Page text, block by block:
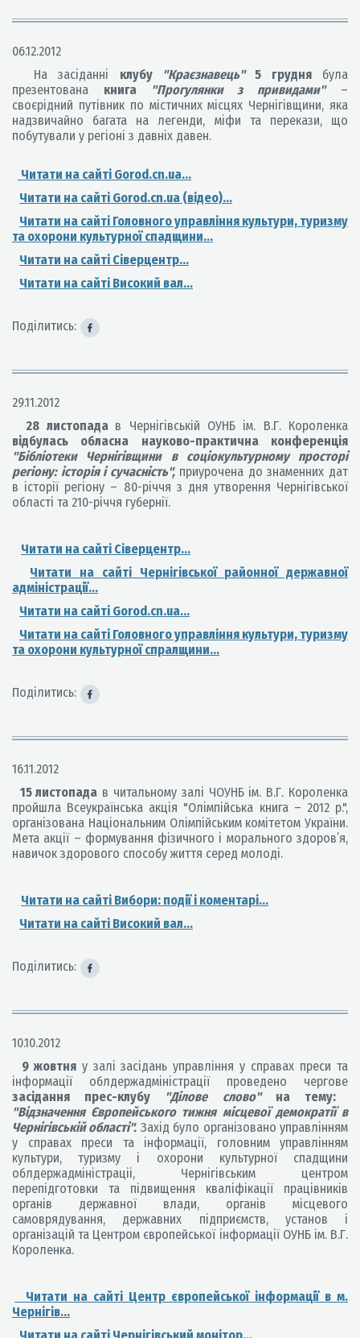
06.12.2012
На засіданні клубу "Краєзнавець"5 груднябула
презентована книга "Прогулянки з привидами"–
своєрідний путівник по містичних місцях Чернігівщини, яка
надзвичайно багата на легенди, міфи та перекази, що
побутували у регіоні з давніх давен.
Читати на сайті Gorod.cn.ua...
Читати на сайті Gorod.cn.ua (відео)...
Читати на сайті Головного управління культури, туризму
та охорони культурної спадщини...
Читати на сайті Сіверцентр...
Читати на сайті Високий вал...
Поділитись:
29.11.2012
28 листопада в Чернігівській ОУНБ ім. В.Г. Короленка
відбулась обласна науково-практична конференція
"Бібліотеки Чернігівщини в соціокультурному просторі
регіону: історія і сучасність",приурочена до знаменних дат
в історії регіону – 80-річчя з дня утворення Чернігівської
області та 210-річчя губернії.
Читати на сайті Сіверцентр...
Читати на сайті Чернігівської районної державної
адміністрації...
Читати на сайті Gorod.cn.ua...
Читати на сайті Головного управління культури, туризму
та охорони культурної спралщини...
Поділитись:
16.11.2012
15 листопада в читальному залі ЧОУНБ ім. В.Г. Короленка
пройшла Всеукраїнська акція "Олімпійська книга – 2012 р.",
організована Національним Олімпійським комітетом України.
Мета акції – формування фізичного і морального здоров’я,
навичок здорового способу життя серед молоді.
Читати на сайті Вибори: події і коментарі...
Читати на сайті Високий вал...
Поділитись:
10.10.2012
9 жовтняу залі засідань управління у справах преси та
інформації облдержадміністрації проведено чергове
засідання прес-клубу "Ділове слово"на тему:
"Відзначення Європейського тижня місцевої демократії в
Чернігівській області". Захід було організовано управлінням
у справах преси та інформації, головним управлінням
культури, туризму і охорони культурної спадщини
облдержадміністраціі, Чернігівським центром
перепідготовки та підвищення кваліфікації працівників
органів державної влади, органів місцевого
самоврядування, державних підприємств, установ і
організацій та Центром європейської інформації ОУНБ ім. В.Г.
Короленка.
Читати на сайті Центр європейської інформації в м.
Чернігів...